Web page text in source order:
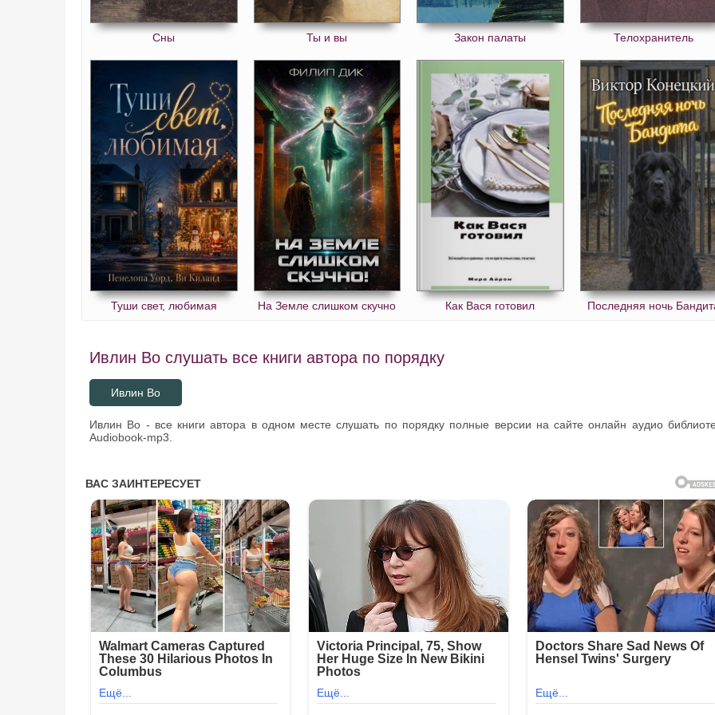
Сны Ты и вы Закон палаты Телохранитель
Туши свет, любимая На Земле слишком скучно Как Вася готовил Последняя ночь
Ивлин Во слушать все книги автора по порядку
Ивлин Во
Ивлин Во - все книги автора в одном месте слушать по порядку полные версии на сайте онлайн аудио
Audiobook-mp3.